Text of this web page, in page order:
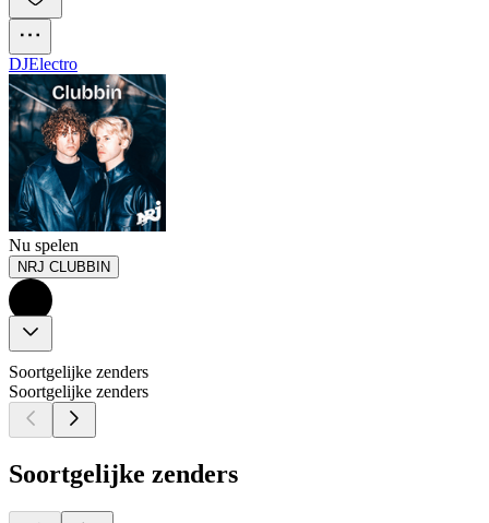
DJElectro
Nu spelen
NRJ CLUBBIN
Soortgelijke zenders
Soortgelijke zenders
Soortgelijke zenders